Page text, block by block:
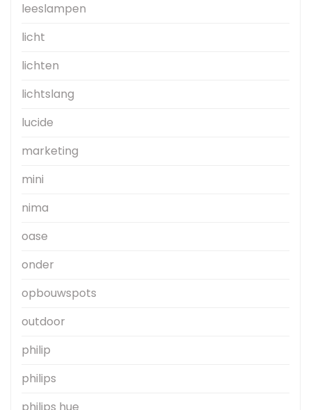
leeslampen
licht
lichten
lichtslang
lucide
marketing
mini
nima
oase
onder
opbouwspots
outdoor
philip
philips